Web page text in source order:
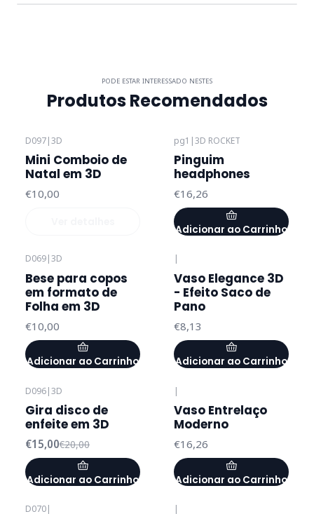
PODE ESTAR INTERESSADO NESTES
Produtos Recomendados
Esgotado
D097|3D
Mini Comboio de
Natal em 3D
€10,00
pg1 |3D ROCKET
Pinguim
headphones
€16,26
Adicionar ao Carrinho
D069|3D
Bese para copos
em formato de
Folha em 3D
€10,00
Adicionar ao Carrinho
|
Vaso Elegance 3D
- Efeito Saco de
Pano
€8,13
Adicionar ao Carrinho
D096|3D
Gira disco de
enfeite em 3D
€15,00€20,00
Adicionar ao Carrinho
|
Vaso Entrelaço
Moderno
€16,26
Adicionar ao Carrinho
D070| |